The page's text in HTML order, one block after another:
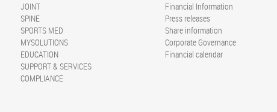
JOINT
SPINE
SPORTS MED
MYSOLUTIONS
EDUCATION
SUPPORT & SERVICES
COMPLIANCE
Financial Information
Press releases
Share information
Corporate Governance
Financial calendar